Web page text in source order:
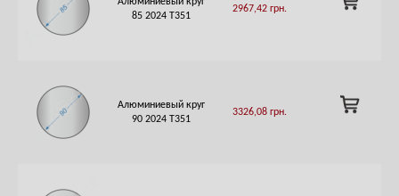
85 2024 Т351
2967,42 грн.
TO
Алюминиевый круг
90 2024 Т351
3326,08 грн.
ADD
TO